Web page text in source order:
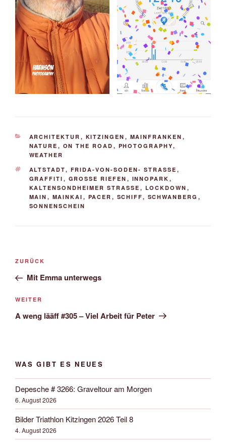
KATEGORIEN
ARCHITEKTUR , KITZINGEN , MAINFRANKEN ,
NATURE , ON THE ROAD , PHOTOGRAPHY,
WEATHER
SCHLAGWÖRTER
ALTSTADT, FRIDA-VON-SODEN- STRASSE
,
GRAFFITI , GROSSE RIEFEN , INNOPARK ,
KALTENSONDHEIMER STRASSE
, LOCKDOWN ,
MAIN , MAINKAI , PACER , SCHIFF, SCHWANBERG ,
SONNENSCHEIN
Beitrags-
Vorheriger
Beitrag
ZURÜCK
Mit Emma unterwegs
Nächster
Beitrag
WEITER
A weng lääff #305 – Viel Arbeit für Peter
WAS GIBT ES NEUES
Depesche # 3266: Graveltour am Morgen
6. August 2026
Bilder Triathlon Kitzingen 2026 Teil 8
4. August 2026